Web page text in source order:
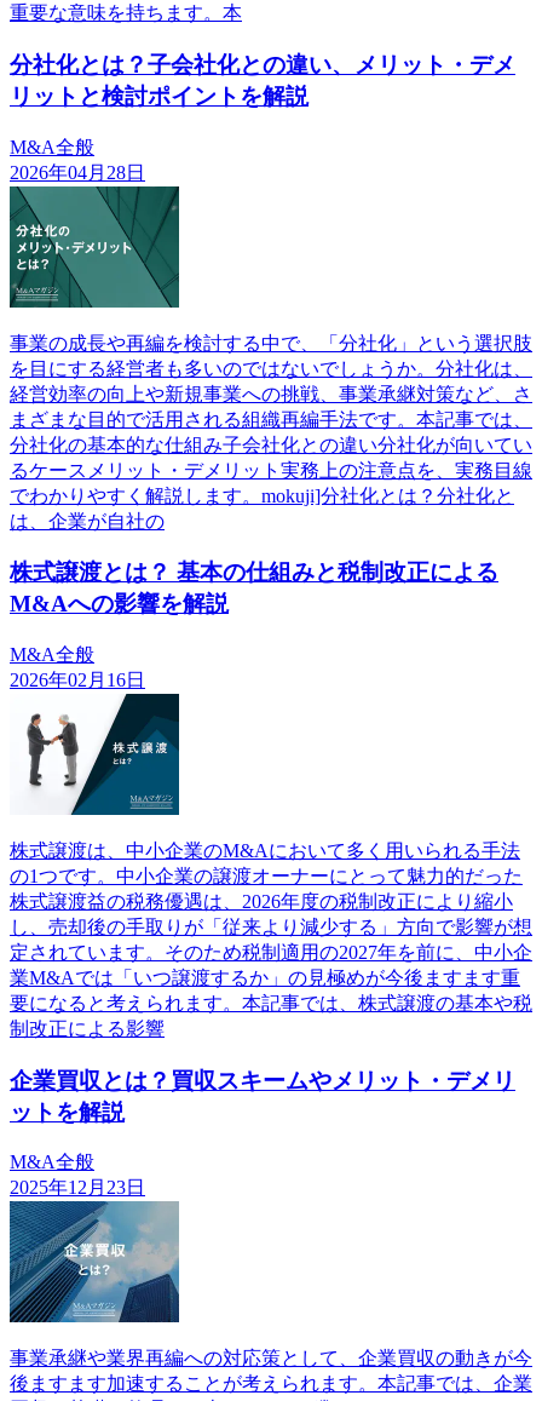
重要な意味を持ちます。本
分社化とは？子会社化との違い、メリット・デメ
リットと検討ポイントを解説
M&A全般
2026年04月28日
事業の成長や再編を検討する中で、「分社化」という選択肢
を目にする経営者も多いのではないでしょうか。分社化は、
経営効率の向上や新規事業への挑戦、事業承継対策など、さ
まざまな目的で活用される組織再編手法です。本記事では、
分社化の基本的な仕組み子会社化との違い分社化が向いてい
るケースメリット・デメリット実務上の注意点を、実務目線
でわかりやすく解説します。mokuji]分社化とは？分社化と
は、企業が自社の
株式譲渡とは？ 基本の仕組みと税制改正による
M&Aへの影響を解説
M&A全般
2026年02月16日
株式譲渡は、中小企業のM&Aにおいて多く用いられる手法
の1つです。中小企業の譲渡オーナーにとって魅力的だった
株式譲渡益の税務優遇は、2026年度の税制改正により縮小
し、売却後の手取りが「従来より減少する」方向で影響が想
定されています。そのため税制適用の2027年を前に、中小企
業M&Aでは「いつ譲渡するか」の見極めが今後ますます重
要になると考えられます。本記事では、株式譲渡の基本や税
制改正による影響
企業買収とは？買収スキームやメリット・デメリ
ットを解説
M&A全般
2025年12月23日
事業承継や業界再編への対応策として、企業買収の動きが今
後ますます加速することが考えられます。本記事では、企業